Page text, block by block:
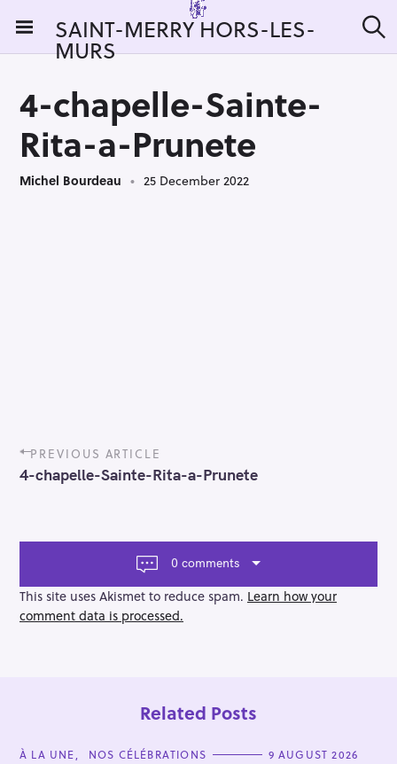
i
SAINT-MERRY HORS-LES-
MURS e
4-chapelle-Sainte-
Rita-a-Prunete
Michel Bourdeau 25 December 2022
P
o
s
a
g
a
t
PREVIOUS ARTICLE
4-chapelle-Sainte-Rita-a-Prunete
0 comments
This site uses Akismet to reduce spam. Learn how your
comment data is processed.
Related Posts
C
À LA UNE NOS CÉLÉBRATIONS 9 AUGUST 2026